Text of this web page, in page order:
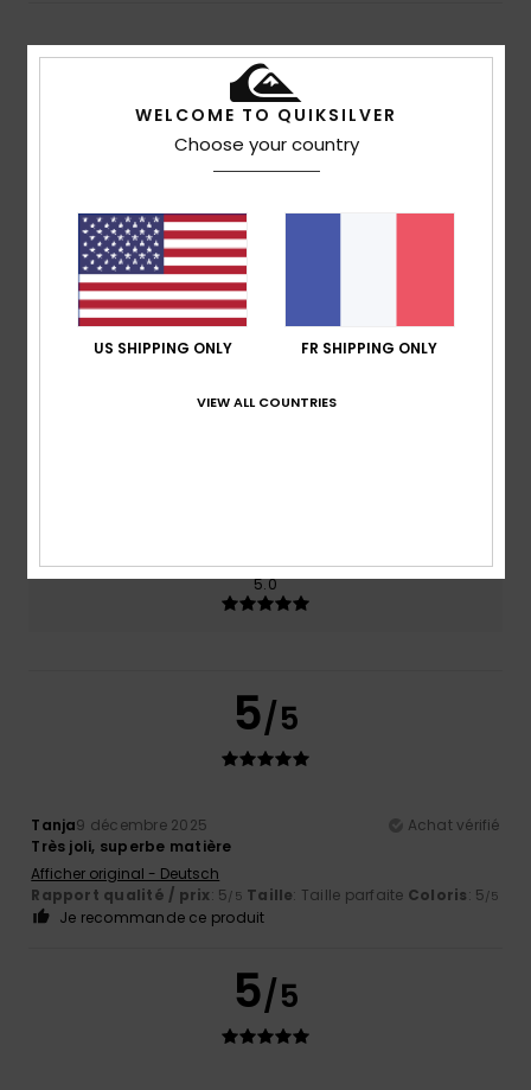
Avis clients
Note moyenne
5.0/5
basé sur3 avis vérifiés
100% de nos clients recommandent ce produit
Coloris
5.0
5/5
Tanja9 décembre 2025
Achat vérifié
Très joli, superbe matière
Afficher original - Deutsch
Rapport qualité / prix: 5/5 Taille: Taille parfaite Coloris: 5/5
Je recommande ce produit
5/5
WELCOME TO QUIKSILVER
Choose your country
US SHIPPING ONLY FR SHIPPING ONLY
VIEW ALL COUNTRIES